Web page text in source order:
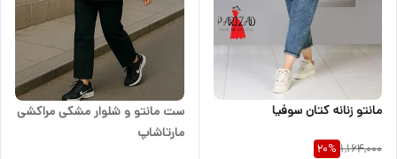
مانتو زنانه کتان سوفیا
1,164,000
20%
ست مانتو و شلوار مشکی مراکشی
مارتاشاپ